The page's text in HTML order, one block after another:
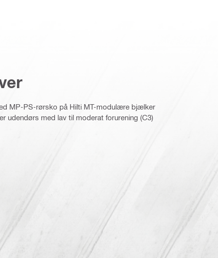
MP-PS-rørsko på Hilti MT-modulære bjælker
udendørs med lav til moderat forurening (C3)